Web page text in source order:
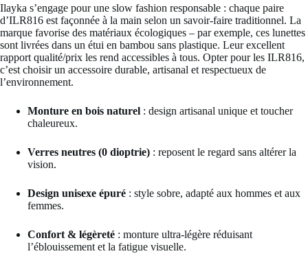
Ilayka s’engage pour une slow fashion responsable : chaque paire
d’ILR816 est façonnée à la main selon un savoir-faire traditionnel. La
marque favorise des matériaux écologiques – par exemple, ces lunettes
sont livrées dans un étui en bambou sans plastique. Leur excellent
rapport qualité/prix les rend accessibles à tous. Opter pour les ILR816,
c’est choisir un accessoire durable, artisanal et respectueux de
l’environnement.
Monture en bois naturel : design artisanal unique et toucher
chaleureux.
Verres neutres (0 dioptrie) : reposent le regard sans altérer la
vision.
Design unisexe épuré : style sobre, adapté aux hommes et aux
femmes.
Confort & légèreté : monture ultra-légère réduisant
l’éblouissement et la fatigue visuelle.